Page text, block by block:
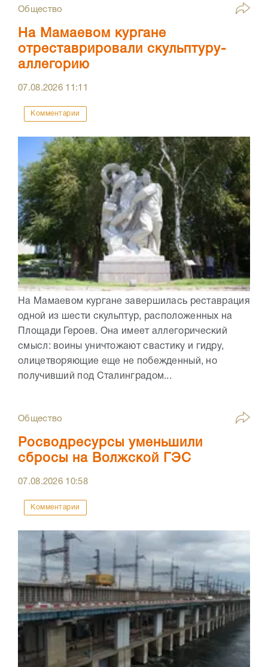
Общество
На Мамаевом кургане
отреставрировали скульптуру-
аллегорию
07.08.2026 11:11
Комментарии
На Мамаевом кургане завершилась реставрация
одной из шести скульптур, расположенных на
Площади Героев. Она имеет аллегорический
смысл: воины уничтожают свастику и гидру,
олицетворяющие еще не побежденный, но
получивший под Сталинградом...
Общество
Росводресурсы уменьшили
сбросы на Волжской ГЭС
07.08.2026 10:58
Комментарии